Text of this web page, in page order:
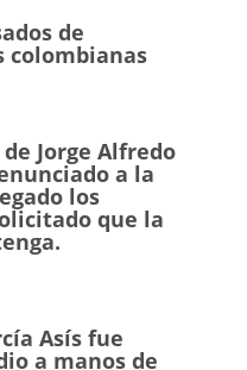
de
Jorge Alfredo
a la
los
que la
Asís fue
a manos de